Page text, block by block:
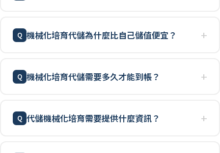
機械化培育代儲為什麼比自己儲值便宜？
機械化培育代儲需要多久才能到帳？
代儲機械化培育需要提供什麼資訊？